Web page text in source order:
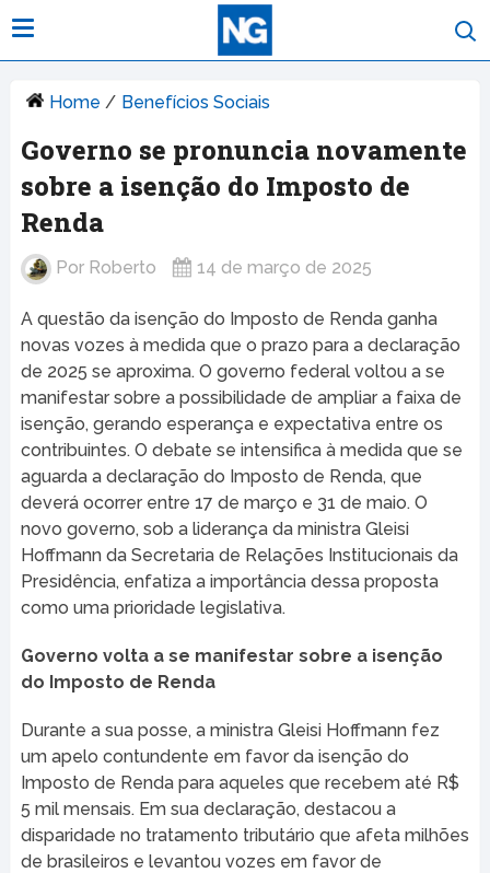
Home / Benefícios Sociais
Governo se pronuncia novamente
sobre a isenção do Imposto de
Renda
Por Roberto 14 de março de 2025
A questão da isenção do Imposto de Renda ganha
novas vozes à medida que o prazo para a declaração
de 2025 se aproxima. O governo federal voltou a se
manifestar sobre a possibilidade de ampliar a faixa de
isenção, gerando esperança e expectativa entre os
contribuintes. O debate se intensifica à medida que se
aguarda a declaração do Imposto de Renda, que
deverá ocorrer entre 17 de março e 31 de maio. O
novo governo, sob a liderança da ministra Gleisi
Hoffmann da Secretaria de Relações Institucionais da
Presidência, enfatiza a importância dessa proposta
como uma prioridade legislativa.
Governo volta a se manifestar sobre a isenção
do Imposto de Renda
Durante a sua posse, a ministra Gleisi Hoffmann fez
um apelo contundente em favor da isenção do
Imposto de Renda para aqueles que recebem até R$
5 mil mensais. Em sua declaração, destacou a
disparidade no tratamento tributário que afeta milhões
de brasileiros e levantou vozes em favor de